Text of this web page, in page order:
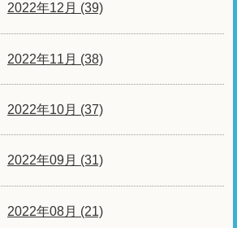
2022年12月 (39)
2022年11月 (38)
2022年10月 (37)
2022年09月 (31)
2022年08月 (21)